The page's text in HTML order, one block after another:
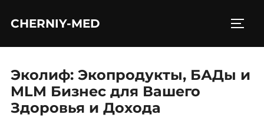
CHERNIY-MED
Эколиф: Экопродукты, БАДы и
MLM Бизнес для Вашего
Здоровья и Дохода